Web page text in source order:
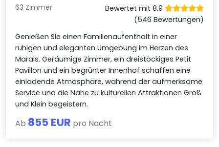
63 Zimmer
Bewertet mit 8.9
(546 Bewertungen)
Genießen Sie einen Familienaufenthalt in einer
ruhigen und eleganten Umgebung im Herzen des
Marais. Geräumige Zimmer, ein dreistöckiges Petit
Pavillon und ein begrünter Innenhof schaffen eine
einladende Atmosphäre, während der aufmerksame
Service und die Nähe zu kulturellen Attraktionen Groß
und Klein begeistern.
Ab 855 EUR pro Nacht